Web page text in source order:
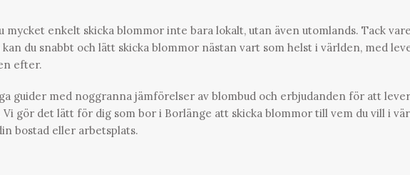
mycket enkelt skicka blommor inte bara lokalt, utan även utomlands. Tack vare
du snabbt och lätt skicka blommor nästan vart som helst i världen, med
efter.
guider med noggranna jämförelser av blombud och erbjudanden för att
gör det lätt för dig som bor i Borlänge att skicka blommor till vem du vill i
bostad eller arbetsplats.